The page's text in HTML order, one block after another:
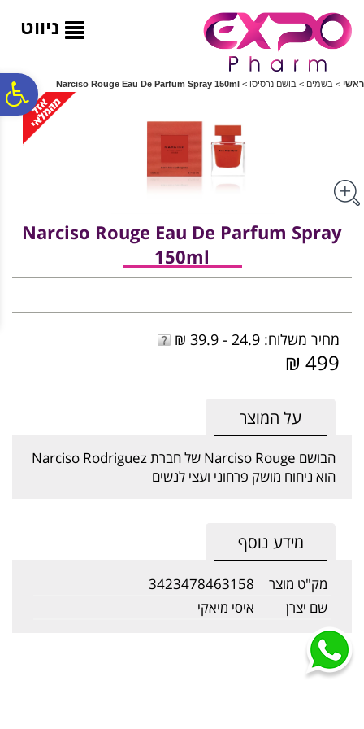
ניווט
ראשי > בשמים > בושם נרסיסו >
Narciso Rouge Eau De Parfum Spray 150ml
Narciso Rouge Eau De Parfum Spray
150ml
מחיר משלוח: 24.9 - 39.9 ₪
499 ₪
על המוצר
הבושם Narciso Rouge של חברת Narciso Rodriguez
הוא ניחוח מושק פרחוני ועצי לנשים
מידע נוסף
מק"ט מוצר
3423478463158
שם יצרן
איסי מיאקי